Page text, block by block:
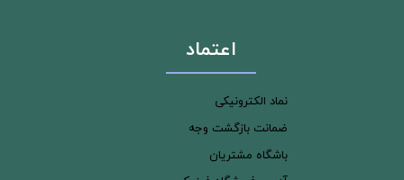
اعتماد
نماد الکترونیکی
ضمانت بازگشت وجه
باشگاه مشتریان